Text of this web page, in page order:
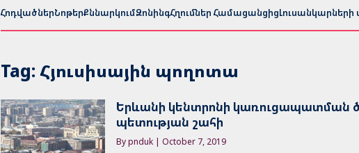
ՀոդվածներՆոթերՔննարկումԶոնինգՀղումներ Համացանցից
Tag: Հյուսիսային պողոտա
Երևանի կենտրոնի կառուցապատման
պետության շահի
By pnduk | October 7, 2019